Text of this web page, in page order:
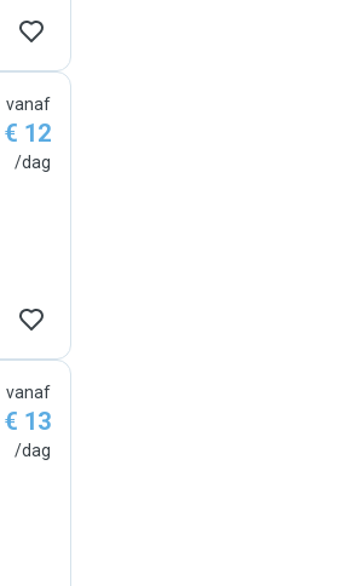
vanaf
€ 12
/dag
vanaf
€ 13
/dag